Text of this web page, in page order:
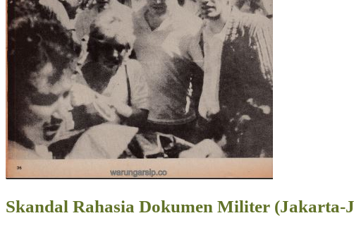
Skandal Rahasia Dokumen Militer (Jakarta-